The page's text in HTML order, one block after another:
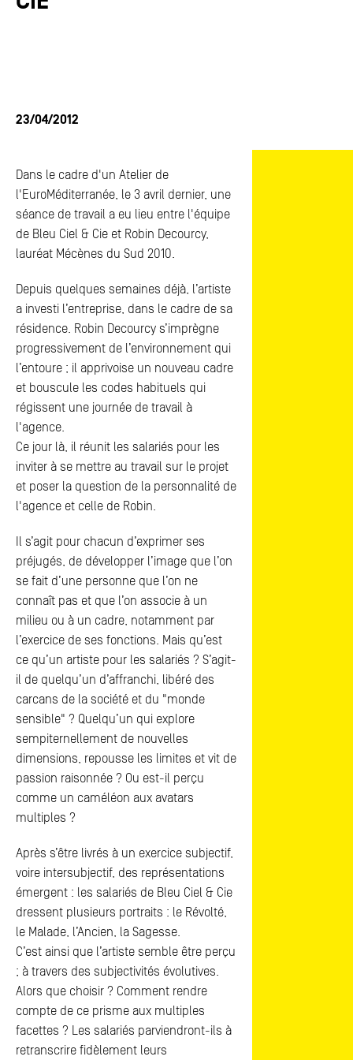
23/04/2012
Dans le cadre d'un Atelier de
l'EuroMéditerranée, le 3 avril dernier, une
séance de travail a eu lieu entre l'équipe
de Bleu Ciel & Cie et Robin Decourcy,
lauréat Mécènes du Sud 2010.
Depuis quelques semaines déjà, l’artiste
a investi l’entreprise, dans le cadre de sa
résidence. Robin Decourcy s’imprègne
progressivement de l’environnement qui
l’entoure ; il apprivoise un nouveau cadre
et bouscule les codes habituels qui
régissent une journée de travail à
l'agence.
Ce jour là, il réunit les salariés pour les
inviter à se mettre au travail sur le projet
et poser la question de la personnalité de
l'agence et celle de Robin.
Il s’agit pour chacun d’exprimer ses
préjugés, de développer l’image que l’on
se fait d’une personne que l’on ne
connaît pas et que l’on associe à un
milieu ou à un cadre, notamment par
l’exercice de ses fonctions. Mais qu’est
ce qu’un artiste pour les salariés ? S’agit-
il de quelqu’un d’affranchi, libéré des
carcans de la société et du "monde
sensible" ? Quelqu’un qui explore
sempiternellement de nouvelles
dimensions, repousse les limites et vit de
passion raisonnée ? Ou est-il perçu
comme un caméléon aux avatars
multiples ?
Après s’être livrés à un exercice subjectif,
voire intersubjectif, des représentations
émergent : les salariés de Bleu Ciel & Cie
dressent plusieurs portraits : le Révolté,
le Malade, l’Ancien, la Sagesse.
C’est ainsi que l’artiste semble être perçu
; à travers des subjectivités évolutives.
Alors que choisir ? Comment rendre
compte de ce prisme aux multiples
facettes ? Les salariés parviendront-ils à
retranscrire fidèlement leurs